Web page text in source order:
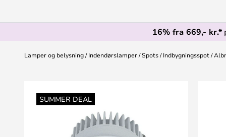
16% fra 669,- kr.*
Lamper og belysning Indendørslamper Spots Indbygningsspot
SUMMER DEAL